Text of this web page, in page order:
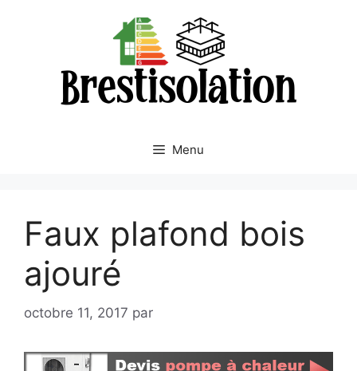
Menu
Faux plafond bois
ajouré
octobre 11, 2017 par